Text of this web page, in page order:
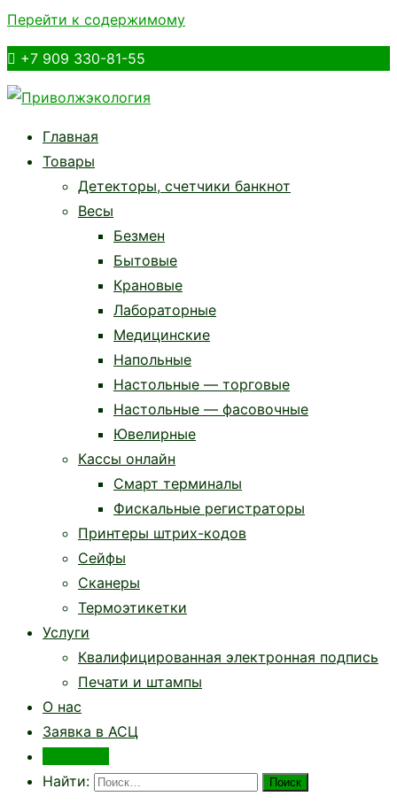
Перейти к содержимому
 +7 909 330-81-55
Приволжэкология
Кассы, торговое оборудование, ЭЦП в Балашове |
приволжэкология.рф
Главная
Товары
Детекторы, счетчики банкнот
Весы
Безмен
Бытовые
Крановые
Лабораторные
Медицинские
Напольные
Настольные — торговые
Настольные — фасовочные
Ювелирные
Кассы онлайн
Смарт терминалы
Фискальные регистраторы
Принтеры штрих-кодов
Сейфы
Сканеры
Термоэтикетки
Услуги
Квалифицированная электронная подпись
Печати и штампы
О нас
Заявка в АСЦ
Найти: